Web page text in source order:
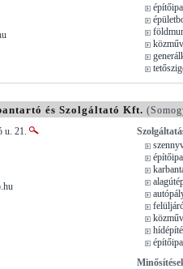
és Szolgáltató Kft.
21.